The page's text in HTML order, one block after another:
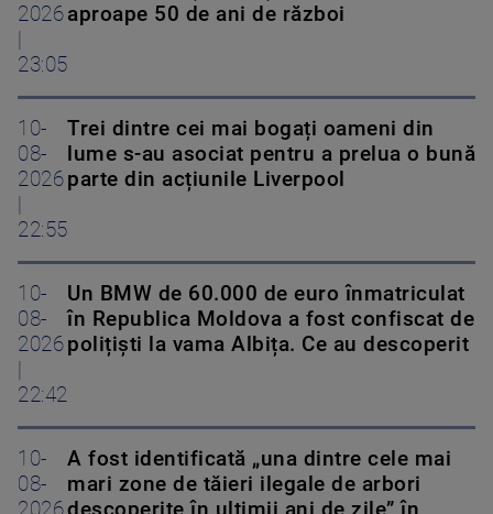
2026
23:05
aproape 50 de ani de război
10-
08-
2026
22:55
Trei dintre cei mai bogați oameni din
lume s-au asociat pentru a prelua o bună
parte din acțiunile Liverpool
10-
08-
2026
22:42
Un BMW de 60.000 de euro înmatriculat
în Republica Moldova a fost confiscat de
polițiști la vama Albița. Ce au descoperit
10-
08-
A fost identificată „una dintre cele mai
mari zone de tăieri ilegale de arbori